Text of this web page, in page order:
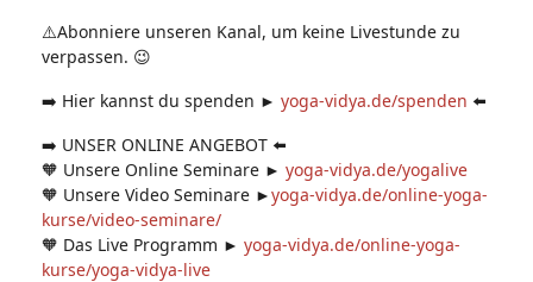
⚠️Abonniere unseren Kanal, um keine Livestunde zu
verpassen. 😉
➡️ Hier kannst du spenden ► yoga-vidya.de/spenden ⬅️
➡️ UNSER ONLINE ANGEBOT ⬅️
🧡 Unsere Online Seminare ► yoga-vidya.de/yogalive
🧡 Unsere Video Seminare ►yoga-vidya.de/online-yoga-
kurse/video-seminare/
🧡 Das Live Programm ► yoga-vidya.de/online-yoga-
kurse/yoga-vidya-live